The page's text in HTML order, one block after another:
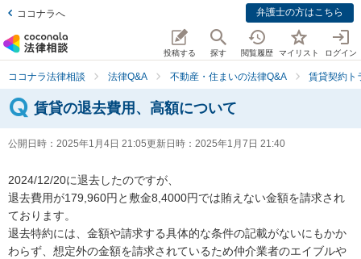
ココナラへ 弁護士の方はこちら
投稿する 探す 閲覧履歴 マイリスト ログイン
ココナラ法律相談 法律Q&A 不動産・住まいの法律Q&A 賃貸契約ト
賃貸の退去費用、高額について
公開日時： 2025年1月4日 21:05更新日時： 2025年1月7日 21:40
2024/12/20に退去したのですが、
退去費用が179,960円と敷金8,4000円では賄えない金額を請求され
ております。
退去特約には、金額や請求する具体的な条件の記載がないにもかか
わらず、想定外の金額を請求されているため仲介業者のエイブルや